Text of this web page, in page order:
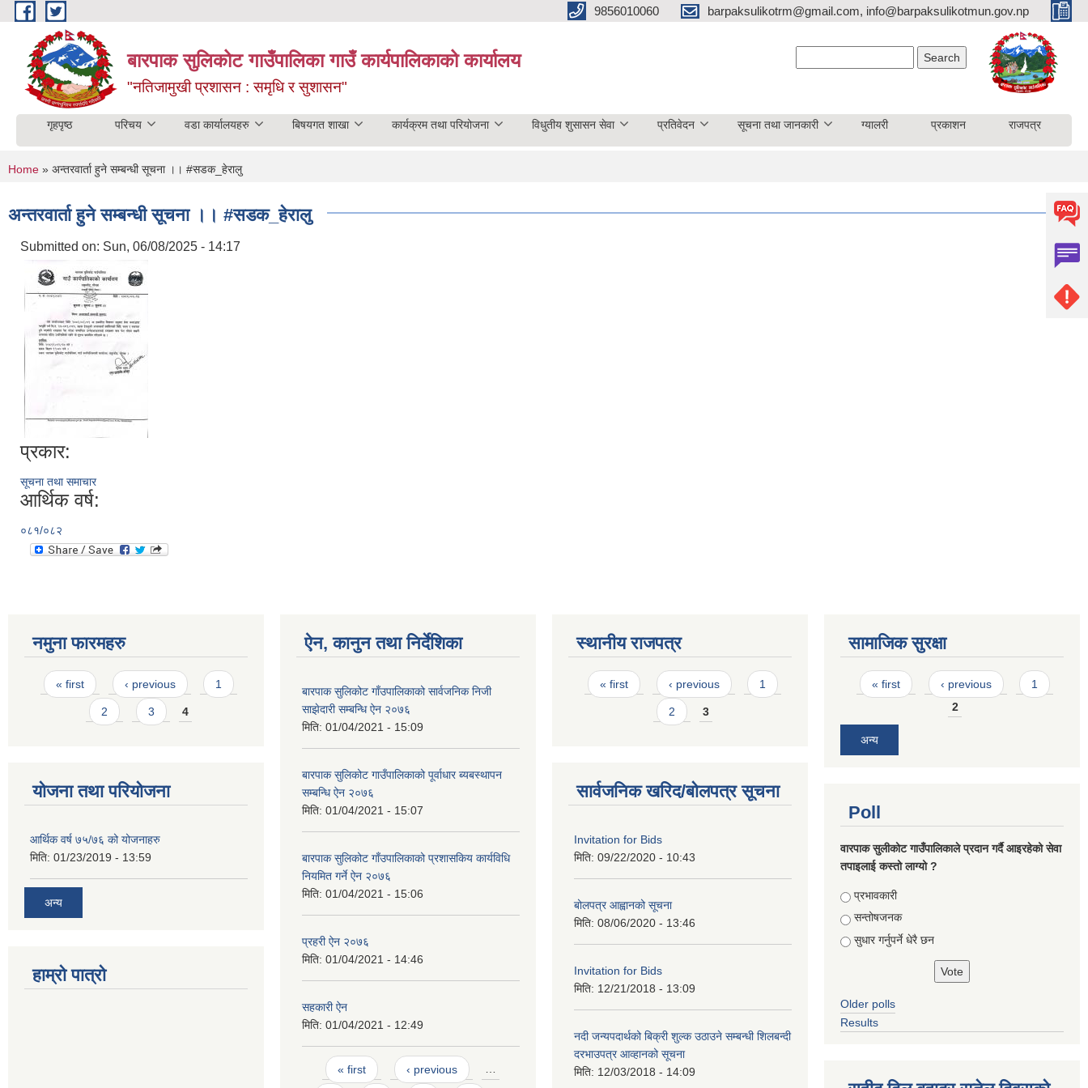
Skip to main content 9856010060 barpaksulikotrm@gmail.com, info@barpaksulikotmun.gov.np
बारपाक सुलिकोट गाउँपालिका गाउँ कार्यपालिकाको कार्यालय
"नतिजामुखी प्रशासन : समृधि र सुशासन"
गृहपृष्ठ परिचय वडा कार्यालयहरु बिषयगत शाखा कार्यक्रम तथा परियोजना विधुतीय शुसासन सेवा प्रतिवेदन सूचना तथा जानकारी ग्यालरी प्रकाशन राजपत्र
You are here
Home » अन्तरवार्ता हुने सम्बन्धी सूचना ।। #सडक_हेरालु
अन्तरवार्ता हुने सम्बन्धी सूचना ।। #सडक_हेरालु
Submitted on: Sun, 06/08/2025 - 14:17
प्रकार:
सूचना तथा समाचार
आर्थिक वर्ष:
०८१/०८२
नमुना फारमहरु
Pages
« first ‹ previous 1
2 3 4
योजना तथा परियोजना
आर्थिक वर्ष ७५/७६ को योजनाहरु
मिति: 01/23/2019 - 13:59
अन्य
हाम्रो पात्रो
ऐन, कानुन तथा निर्देशिका
बारपाक सुलिकोट गाँउपालिकाको सार्वजनिक निजी
साझेदारी सम्बन्धि ऐन २०७६
मिति: 01/04/2021 - 15:09
बारपाक सुलिकोट गाउँपालिकाको पूर्वाधार ब्यबस्थापन
सम्बन्धि ऐन २०७६
मिति: 01/04/2021 - 15:07
बारपाक सुलिकोट गाँउपालिकाको प्रशासकिय कार्यविधि
नियमित गर्ने ऐन २०७६
मिति: 01/04/2021 - 15:06
प्रहरी ऐन २०७६
मिति: 01/04/2021 - 14:46
सहकारी ऐन
मिति: 01/04/2021 - 12:49
Pages
« first ‹ previous …
स्थानीय राजपत्र
Pages
« first ‹ previous 1
2 3
सार्वजनिक खरिद/बोलपत्र सूचना
Invitation for Bids
मिति: 09/22/2020 - 10:43
बोलपत्र आह्वानको सूचना
मिति: 08/06/2020 - 13:46
Invitation for Bids
मिति: 12/21/2018 - 13:09
नदी जन्यपदार्थको बिक्री शुल्क उठाउने सम्बन्धी शिलबन्दी
दरभाउपत्र आव्हानको सूचना
मिति: 12/03/2018 - 14:09
सामाजिक सुरक्षा
Pages
« first ‹ previous
1
2
अन्य
Poll
वारपाक सुलीकोट गाउँपालिकाले प्रदान गर्दै आइरहेको सेवा
तपाइलाई कस्तो लाग्यो ?
Choices
प्रभावकारी
सन्तोषजनक
सुधार गर्नुपर्ने धेरै छन
Older polls
Results